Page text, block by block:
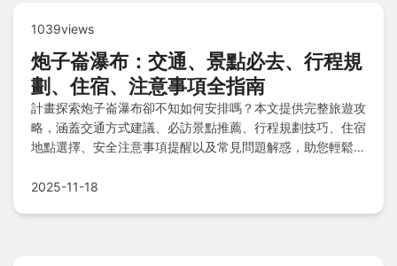
1039views
炮子崙瀑布：交通、景點必去、行程規
劃、住宿、注意事項全指南
計畫探索炮子崙瀑布卻不知如何安排嗎？本文提供完整旅遊攻
略，涵蓋交通方式建議、必訪景點推薦、行程規劃技巧、住宿
地點選擇、安全注意事項提醒以及常見問題解惑，助您輕鬆規
2025-11-18